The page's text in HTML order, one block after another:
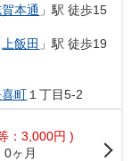
本通 」駅 徒歩15
上飯田 」駅 徒歩19
町１丁目5-2
：3,000円 )
0ヶ月